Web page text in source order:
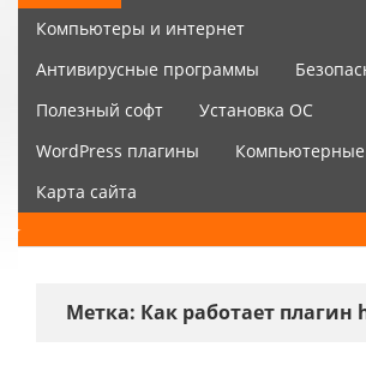
Компьютеры и интернет
Антивирусные программы
Полезный софт
Установка ОС
WordPress плагины
Карта сайта
Метка: Как работает плагин